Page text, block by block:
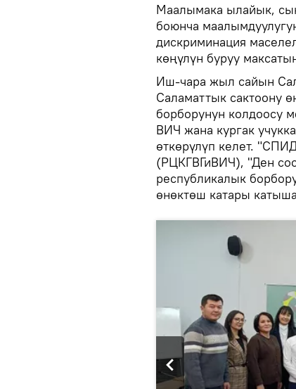
Маалымака ылайык,
боюнча
дискриминация
көңүлүн буруу
Иш-чара жыл сайын
Саламаттык сактоону
борборунун колдоосу
ВИЧ жана кургак
өткөрүлүп келет.
(РЦКГВГиВИЧ), "Ден
республикалык
өнөктөш катары